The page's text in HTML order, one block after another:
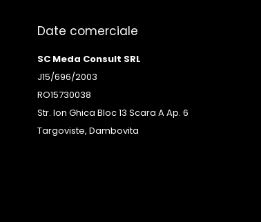
Date comerciale
SC Meda Consult SRL
J15/696/2003
RO15730038
Str. Ion Ghica Bloc 13 Scara A Ap. 6
Targoviste, Dambovita